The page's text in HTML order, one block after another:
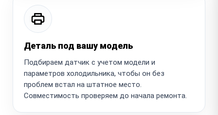
Деталь под вашу модель
Подбираем датчик с учетом модели и
параметров холодильника, чтобы он без
проблем встал на штатное место.
Совместимость проверяем до начала ремонта.